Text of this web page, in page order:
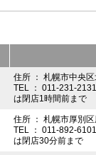
住所 ： 札幌市中央
TEL ： 011-231-
は閉店1時間前まで
住所 ： 札幌市厚別
TEL ： 011-892-
は閉店30分前まで